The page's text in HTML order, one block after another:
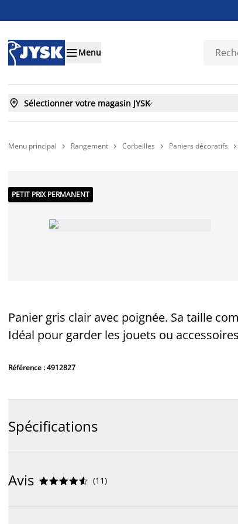
Menu
 Sélectionner votre magasin JYSK
Menu principal  Rangement  Corbeilles  Paniers décoratifs 
PETIT PRIX PERMANENT
Panier gris clair avec poignée. Sa taille
Idéal pour garder les jouets ou
Référence : 4912827
Spécifications
Avis 




 (11)